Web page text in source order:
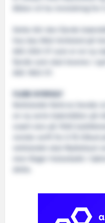
Dette blir den fjerde
hos Aas Mek Verksted på
fjerde som skal leveres i
FLERE NYBYGG?
Nettstedet Nett.no hevder
en ny serie brønnbåter på
svært stor på 7000
norske verft for å få tilbud
nettstedet skal Myklebust
men Roger Halsebakk i